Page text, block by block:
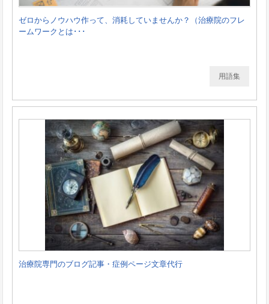
ゼロからノウハウ作って、消耗していませんか？（治療院のフレ
ームワークとは･･･
用語集
治療院専門のブログ記事・症例ページ文章代行